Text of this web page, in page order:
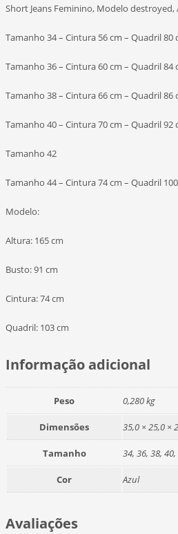
Short Jeans Feminino, Modelo
Tamanho 34 – Cintura 56 cm – Quadril 80
Tamanho 36 – Cintura 60 cm – Quadril 84
Tamanho 38 – Cintura 66 cm – Quadril 86
Tamanho 40 – Cintura 70 cm – Quadril 92
Tamanho 42
Tamanho 44 – Cintura 74 cm – Quadril
Modelo:
Altura: 165 cm
Busto: 91 cm
Cintura: 74 cm
Quadril: 103 cm
Informação adicional
Peso 0,280 kg
Dimensões 35,0 × 25,0 ×
Tamanho 34, 36, 38,
Cor Azul
Avaliações